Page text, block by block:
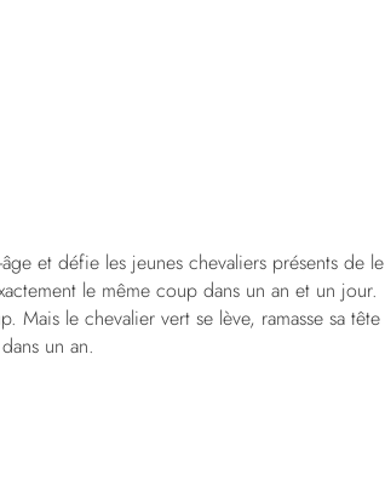
et défie les jeunes chevaliers présents de le
le même coup dans un an et un jour.
Mais le chevalier vert se lève, ramasse sa tête
un an.